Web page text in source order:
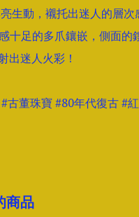
生動，襯托出迷人的層次
十足的多爪鑲嵌，側面的
出迷人火彩！
董珠寶 #80年代復古 #
商品